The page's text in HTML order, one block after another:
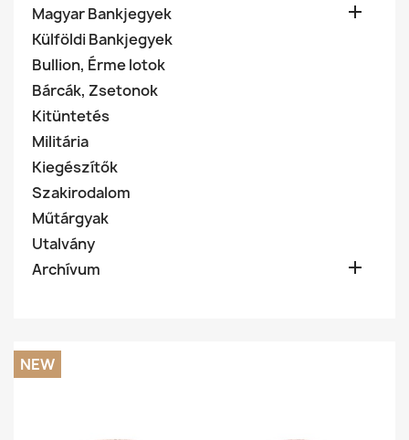
Magyar Bankjegyek

Külföldi Bankjegyek
Bullion, Érme lotok
Bárcák, Zsetonok
Kitüntetés
Militária
Kiegészítők
Szakirodalom
Műtárgyak
Utalvány
Archívum

NEW